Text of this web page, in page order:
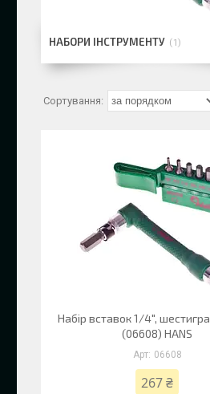
НАБОРИ ІНСТРУМЕНТУ 1
Набір вставок 1/4",
(06608) HANS
06608
267 ₴